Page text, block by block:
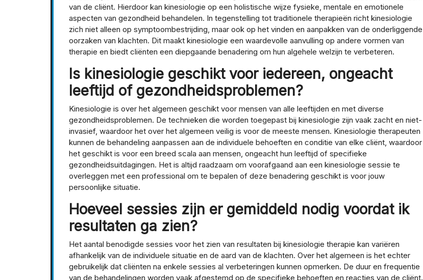
van de cliënt. Hierdoor kan kinesiologie op een holistische wijze fysieke, mentale en emotionele
aspecten van gezondheid behandelen. In tegenstelling tot traditionele therapieën richt kinesiologie
zich niet alleen op symptoombestrijding, maar ook op het vinden en aanpakken van de onderliggende
oorzaken van klachten. Dit maakt kinesiologie een waardevolle aanvulling op andere vormen van
therapie en biedt cliënten een diepgaande benadering om hun algehele welzijn te verbeteren.
Is kinesiologie geschikt voor iedereen, ongeacht
leeftijd of gezondheidsproblemen?
Kinesiologie is over het algemeen geschikt voor mensen van alle leeftijden en met diverse
gezondheidsproblemen. De technieken die worden toegepast bij kinesiologie zijn vaak zacht en niet-
invasief, waardoor het over het algemeen veilig is voor de meeste mensen. Kinesiologie therapeuten
kunnen de behandeling aanpassen aan de individuele behoeften en conditie van elke cliënt, waardoor
het geschikt is voor een breed scala aan mensen, ongeacht hun leeftijd of specifieke
gezondheidsuitdagingen. Het is altijd raadzaam om voorafgaand aan een kinesiologie sessie te
overleggen met een professional om te bepalen of deze benadering geschikt is voor jouw
persoonlijke situatie.
Hoeveel sessies zijn er gemiddeld nodig voordat ik
resultaten ga zien?
Het aantal benodigde sessies voor het zien van resultaten bij kinesiologie therapie kan variëren
afhankelijk van de individuele situatie en de aard van de klachten. Over het algemeen is het echter
gebruikelijk dat cliënten na enkele sessies al verbeteringen kunnen opmerken. De duur en frequentie
van de behandelingen worden vaak afgestemd op de specifieke behoeften en reacties van de cliënt.